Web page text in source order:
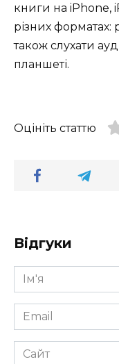
книги на iPhone,
різних
також слухати
планшеті.
Оцініть статтю
Відгуки
Ім'я
*
Email
*
Сайт